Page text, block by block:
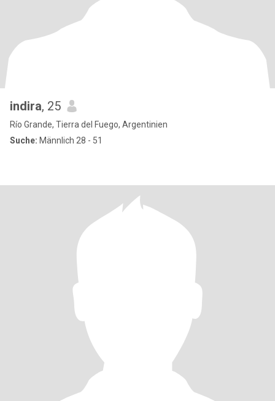
indira, 25
Río Grande, Tierra del Fuego, Argentinien
Suche: Männlich 28 - 51